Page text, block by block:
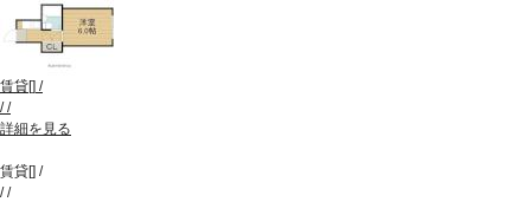
賃貸[] /
//
詳細を見る
賃貸[] /
//